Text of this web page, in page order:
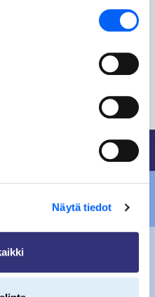
Näytä tiedot
Tänään klo.7.30 alkaen
Uusitie ja